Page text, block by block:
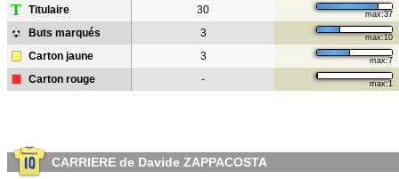
T Titulaire 30 max:37
Buts marqués 3 max:10
Carton jaune 3 max:7
Carton rouge - max:1
CARRIERE de Davide ZAPPACOSTA